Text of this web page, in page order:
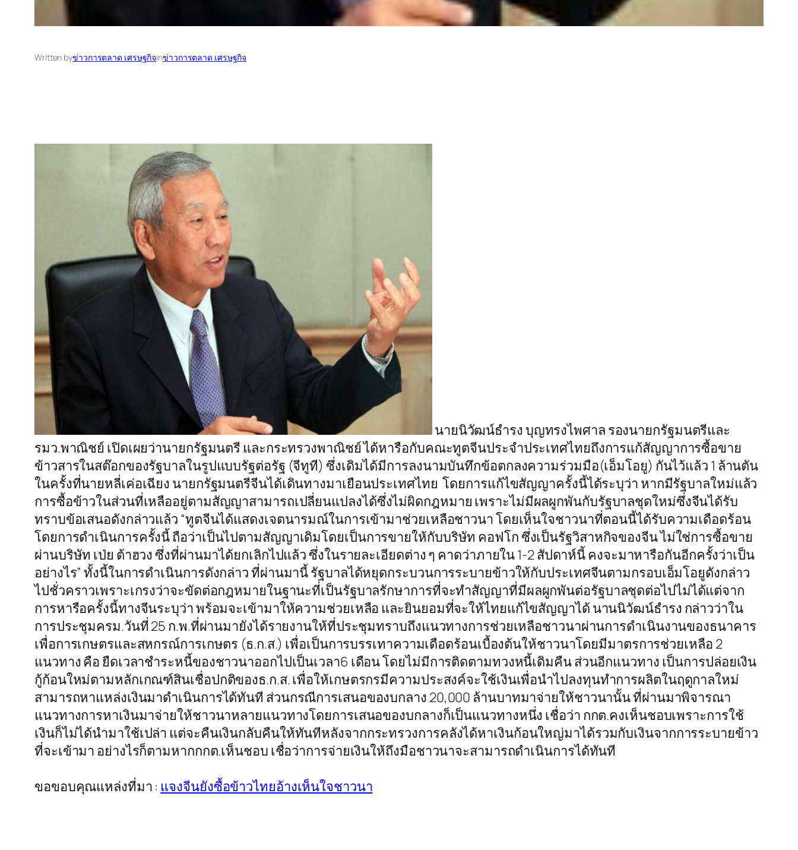
Written byข่าวการตลาด เศรษฐกิจinข่าวการตลาด เศรษฐกิจ
นายนิวัฒน์ธำรง บุญทรงไพศาล รองนายกรัฐมนตรีและ
รมว.พาณิชย์ เปิดเผยว่านายกรัฐมนตรี และกระทรวงพาณิชย์ ได้หารือกับคณะทูตจีนประจำประเทศไทยถึงการแก้สัญญาการซื้อขาย
ข้าวสารในสต๊อกของรัฐบาลในรูปแบบรัฐต่อรัฐ (จีทูที) ซึ่งเดิมได้มีการลงนามบันทึกข้อตกลงความร่วมมือ(เอ็มโอยู) กันไว้แล้ว 1 ล้านตัน
ในครั้งที่นายหลี่เค่อเฉียง นายกรัฐมนตรีจีนได้เดินทางมาเยือนประเทศไทย โดยการแก้ไขสัญญาครั้งนี้ได้ระบุว่า หากมีรัฐบาลใหม่แล้ว
การซื้อข้าวในส่วนที่เหลืออยู่ตามสัญญาสามารถเปลี่ยนแปลงได้ซึ่งไม่ผิดกฎหมาย เพราะไม่มีผลผูกพันกับรัฐบาลชุดใหม่ซึ่งจีนได้รับ
ทราบข้อเสนอดังกล่าวแล้ว “ทูตจีนได้แสดงเจตนารมณ์ในการเข้ามาช่วยเหลือชาวนา โดยเห็นใจชาวนาที่ตอนนี้ได้รับความเดือดร้อน
โดยการดำเนินการครั้งนี้ ถือว่าเป็นไปตามสัญญาเดิมโดยเป็นการขายให้กับบริษัท คอฟโก ซึ่งเป็นรัฐวิสาหกิจของจีน ไม่ใช่การซื้อขาย
ผ่านบริษัท เป่ย ต้าฮวง ซึ่งที่ผ่านมาได้ยกเลิกไปแล้ว ซึ่งในรายละเอียดต่าง ๆ คาดว่าภายใน 1-2 สัปดาห์นี้ คงจะมาหารือกันอีกครั้งว่าเป็น
อย่างไร” ทั้งนี้ในการดำเนินการดังกล่าว ที่ผ่านมานี้ รัฐบาลได้หยุดกระบวนการระบายข้าวให้กับประเทศจีนตามกรอบเอ็มโอยูดังกล่าว
ไปชั่วคราวเพราะเกรงว่าจะขัดต่อกฎหมายในฐานะที่เป็นรัฐบาลรักษาการที่จะทำสัญญาที่มีผลผูกพันต่อรัฐบาลชุดต่อไปไม่ได้แต่จาก
การหารือครั้งนี้ทางจีนระบุว่า พร้อมจะเข้ามาให้ความช่วยเหลือ และยินยอมที่จะให้ไทยแก้ไขสัญญาได้ นานนิวัฒน์ธำรง กล่าวว่าใน
การประชุมครม.วันที่ 25 ก.พ.ที่ผ่านมายังได้รายงานให้ที่ประชุมทราบถึงแนวทางการช่วยเหลือชาวนาผ่านการดำเนินงานของธนาคาร
เพื่อการเกษตรและสหกรณ์การเกษตร (ธ.ก.ส.) เพื่อเป็นการบรรเทาความเดือดร้อนเบื้องต้นให้ชาวนาโดยมีมาตรการช่วยเหลือ 2
แนวทาง คือ ยืดเวลาชำระหนี้ของชาวนาออกไปเป็นเวลา6 เดือน โดยไม่มีการติดตามทวงหนี้เดิมคืน ส่วนอีกแนวทาง เป็นการปล่อยเงิน
กู้ก้อนใหม่ตามหลักเกณฑ์สินเชื่อปกติของธ.ก.ส. เพื่อให้เกษตรกรมีความประสงค์จะใช้เงินเพื่อนำไปลงทุนทำการผลิตในฤดูกาลใหม่
สามารถหาแหล่งเงินมาดำเนินการได้ทันที ส่วนกรณีการเสนอของบกลาง 20,000 ล้านบาทมาจ่ายให้ชาวนานั้น ที่ผ่านมาพิจารณา
แนวทางการหาเงินมาจ่ายให้ชาวนาหลายแนวทางโดยการเสนอของบกลางก็เป็นแนวทางหนึ่ง เชื่อว่า กกต.คงเห็นชอบเพราะการใช้
เงินก็ไม่ได้นำมาใช้เปล่า แต่จะคืนเงินกลับคืนให้ทันทีหลังจากกระทรวงการคลังได้หาเงินก้อนใหญ่มาได้รวมกับเงินจากการระบายข้าว
ที่จะเข้ามา อย่างไรก็ตามหากกกต.เห็นชอบ เชื่อว่าการจ่ายเงินให้ถึงมือชาวนาจะสามารถดำเนินการได้ทันที
ขอขอบคุณแหล่งที่มา : แจงจีนยังซื้อข้าวไทยอ้างเห็นใจชาวนา